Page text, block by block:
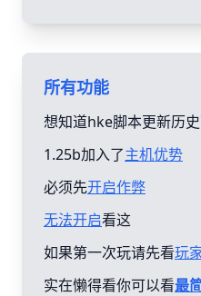
所有功能
想知道hke脚本更新历
1.25b加入了主机优势
必须先开启作弊
无法开启看这
如果第一次玩请先看玩
实在懒得看你可以看最